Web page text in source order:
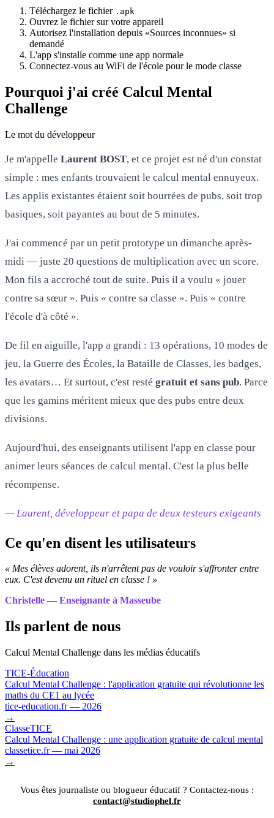
Téléchargez le fichier .apk
Ouvrez le fichier sur votre appareil
Autorisez l'installation depuis «Sources inconnues» si
demandé
L'app s'installe comme une app normale
Connectez-vous au WiFi de l'école pour le mode classe
Pourquoi j'ai créé Calcul Mental
Challenge
Le mot du développeur
Je m'appelle Laurent BOST, et ce projet est né d'un constat
simple : mes enfants trouvaient le calcul mental ennuyeux.
Les applis existantes étaient soit bourrées de pubs, soit trop
basiques, soit payantes au bout de 5 minutes.
J'ai commencé par un petit prototype un dimanche après-
midi — juste 20 questions de multiplication avec un score.
Mon fils a accroché tout de suite. Puis il a voulu « jouer
contre sa sœur ». Puis « contre sa classe ». Puis « contre
l'école d'à côté ».
De fil en aiguille, l'app a grandi : 13 opérations, 10 modes de
jeu, la Guerre des Écoles, la Bataille de Classes, les badges,
les avatars… Et surtout, c'est resté gratuit et sans pub. Parce
que les gamins méritent mieux que des pubs entre deux
divisions.
Aujourd'hui, des enseignants utilisent l'app en classe pour
animer leurs séances de calcul mental. C'est la plus belle
récompense.
— Laurent, développeur et papa de deux testeurs exigeants
Ce qu'en disent les utilisateurs
« Mes élèves adorent, ils n'arrêtent pas de vouloir s'affronter entre
eux. C'est devenu un rituel en classe ! »
Christelle — Enseignante à Masseube
Ils parlent de nous
Calcul Mental Challenge dans les médias éducatifs
TICE-Éducation
Calcul Mental Challenge : l'application gratuite qui révolutionne les
maths du CE1 au lycée
tice-education.fr — 2026
→
ClasseTICE
Calcul Mental Challenge : une application gratuite de calcul mental
classetice.fr — mai 2026
→
Vous êtes journaliste ou blogueur éducatif ? Contactez-nous :
contact@studiophel.fr